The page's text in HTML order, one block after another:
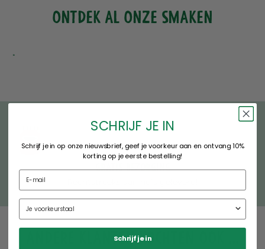
ONTDEK AL ONZE SMAKEN
Gratis bezorging
Andere klanten kochten ook ...
SCHRIJF JE IN
Schrijf je in op onze nieuwsbrief, geef je voorkeur aan en ontvang 10%
korting op je eerste bestelling!
Schrijf je in